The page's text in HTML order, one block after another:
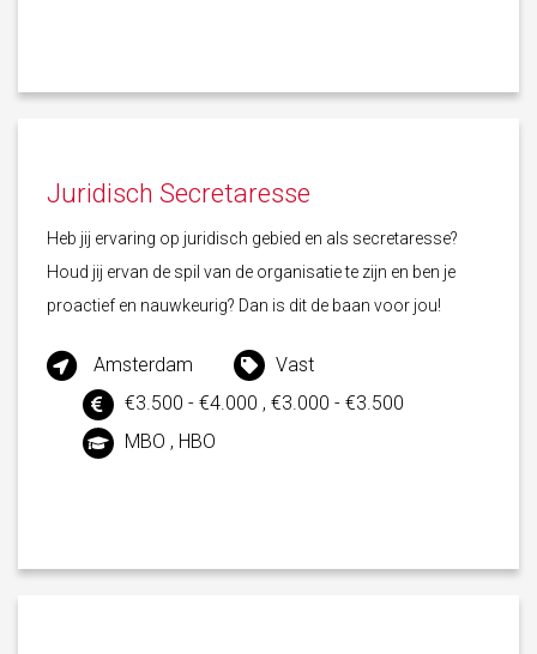
Juridisch Secretaresse
Heb jij ervaring op juridisch gebied en als secretaresse?
Houd jij ervan de spil van de organisatie te zijn en ben je
proactief en nauwkeurig? Dan is dit de baan voor jou!
Amsterdam
Vast
€3.500 - €4.000 , €3.000 - €3.500
MBO , HBO